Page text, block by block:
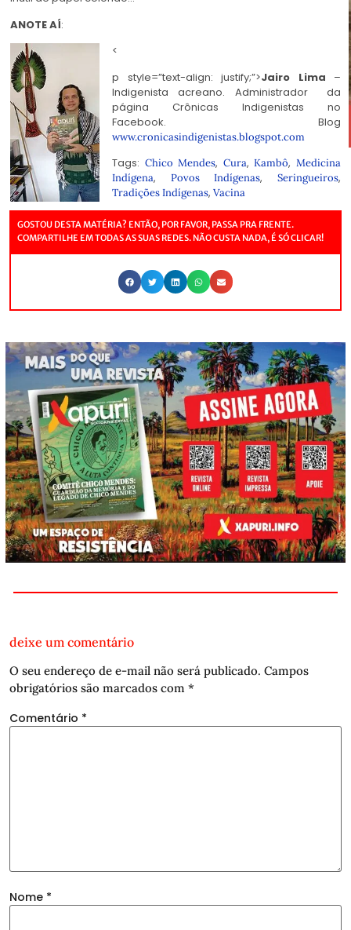
ANOTE AÍ:
<
p style=”text-align: justify;”>Jairo Lima –
Indigenista acreano. Administrador da
página Crônicas Indigenistas no
Facebook. Blog
www.cronicasindigenistas.blogspot.com
Tags: Chico Mendes, Cura,Kambô,Medicina
Indígena, Povos Indígenas,Seringueiros,
Tradições Indígenas, Vacina
GOSTOU DESTA MATÉRIA? ENTÃO, POR FAVOR, PASSA PRA FRENTE.
COMPARTILHE EM TODAS AS SUAS REDES. NÃO CUSTA NADA, É SÓ CLICAR!
deixe um comentário
O seu endereço de e-mail não será publicado. Campos
obrigatórios são marcados com *
Comentário *
Nome *